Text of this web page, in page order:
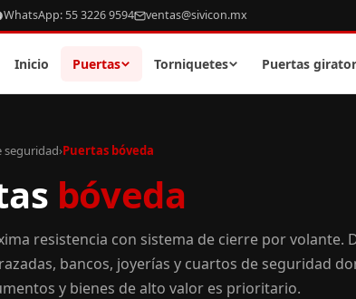
WhatsApp: 55 3226 9594 ventas@sivicon.mx
Inicio Puertas Torniquetes Puertas
seguridad›Puertas bóveda
bóveda
resistencia con sistema de cierre por volante.
bancos, joyerías y cuartos de seguridad
y bienes de alto valor es prioritario.